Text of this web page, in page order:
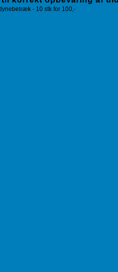
- 10 stk for 100,-